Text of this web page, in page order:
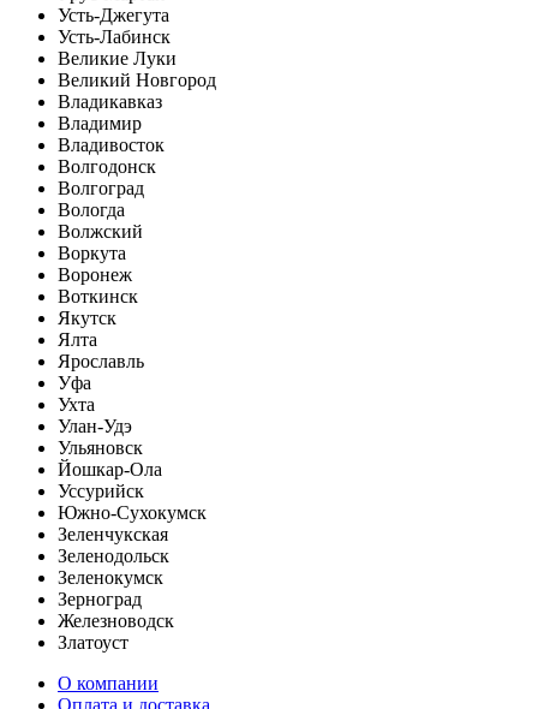
Усть-Джегута
Усть-Лабинск
Великие Луки
Великий Новгород
Владикавказ
Владимир
Владивосток
Волгодонск
Волгоград
Вологда
Волжский
Воркута
Воронеж
Воткинск
Якутск
Ялта
Ярославль
Уфа
Ухта
Улан-Удэ
Ульяновск
Йошкар-Ола
Уссурийск
Южно-Сухокумск
Зеленчукская
Зеленодольск
Зеленокумск
Зерноград
Железноводск
Златоуст
О компании
Оплата и доставка